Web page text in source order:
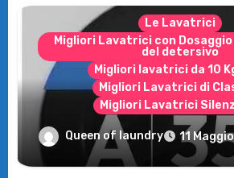
Le Lavatrici
Migliori Lavatrici con
del detersivo
Migliori lavatrici da 10
Migliori Lavatrici di
Migliori Lavatrici
Recensione della
MultiWash: Innovazione e
casa tua!
Queen of laundry 11